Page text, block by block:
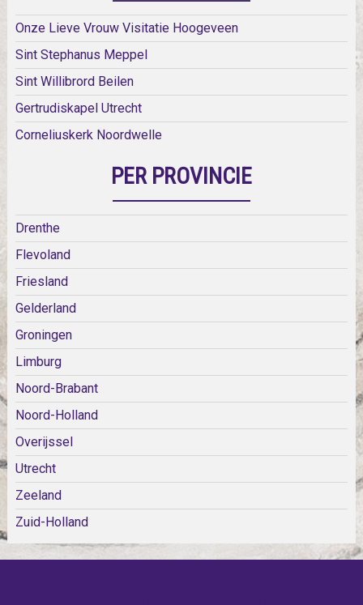
Onze Lieve Vrouw Visitatie Hoogeveen
Sint Stephanus Meppel
Sint Willibrord Beilen
Gertrudiskapel Utrecht
Corneliuskerk Noordwelle
PER PROVINCIE
Drenthe
Flevoland
Friesland
Gelderland
Groningen
Limburg
Noord-Brabant
Noord-Holland
Overijssel
Utrecht
Zeeland
Zuid-Holland